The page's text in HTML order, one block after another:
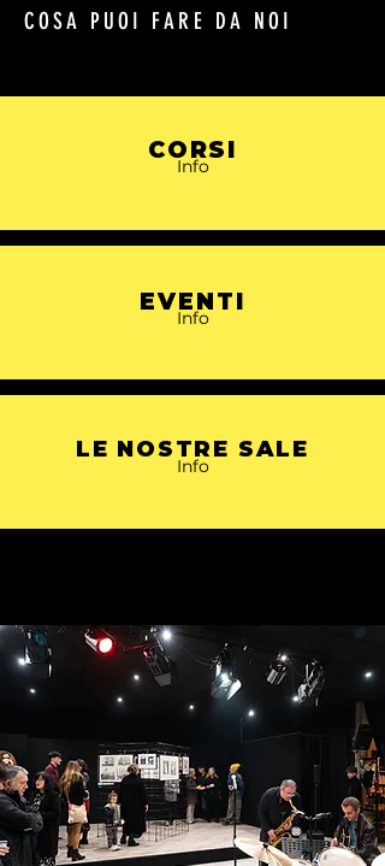
COSA PUOI FARE DA NOI
CORSI
Info
EVENTI
Info
LE NOSTRE SALE
Info